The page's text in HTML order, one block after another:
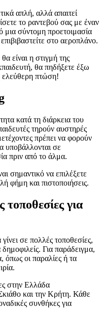
απλή, αλλά απαιτεί
το ραντεβού σας με έναν
μια σύντομη προετοιμασία
στο αεροπλάνο.
είναι η στιγμή της
θα πηδήξετε έξω
ελεύθερη πτώση!
κατά τη διάρκεια του
τηρούν αυστηρές
πρέπει να φορούν
υποβάλλονται σε
πριν από το άλμα.
σημαντικό να επιλέξετε
φήμη και πιστοποιήσεις.
τοποθεσίες για
σε πολλές τοποθεσίες,
δημοφιλείς. Για παράδειγμα,
όπως οι παραλίες ή τα
στην Ελλάδα
και την Κρήτη. Κάθε
συνθήκες για